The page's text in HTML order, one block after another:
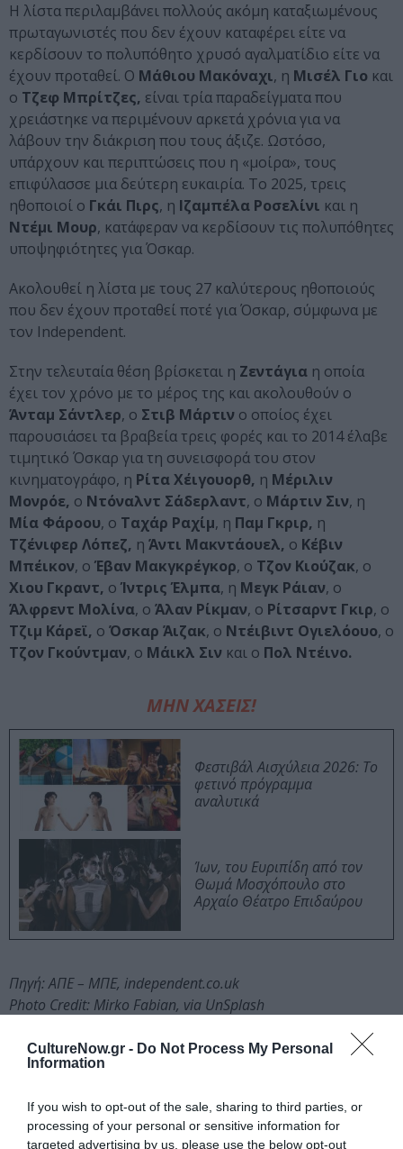
CultureNow.gr - Do Not Process My Personal
Information
If you wish to opt-out of the sale, sharing to third parties, or
processing of your personal or sensitive information for
targeted advertising by us, please use the below opt-out
Η λίστα περιλαμβάνει πολλούς ακόμη καταξιωμένους
πρωταγωνιστές που δεν έχουν καταφέρει είτε να
κερδίσουν το πολυπόθητο χρυσό αγαλματίδιο είτε να
έχουν προταθεί. Ο Μάθιου Μακόναχι, η Μισέλ Γιο και
ο Τζεφ Μπρίτζες, είναι τρία παραδείγματα που
χρειάστηκε να περιμένουν αρκετά χρόνια για να
λάβουν την διάκριση που τους άξιζε. Ωστόσο,
υπάρχουν και περιπτώσεις που η «μοίρα», τους
επιφύλασσε μια δεύτερη ευκαιρία. Το 2025, τρεις
ηθοποιοί ο Γκάι Πιρς, η Ιζαμπέλα Ροσελίνι και η
Ντέμι Μουρ, κατάφεραν να κερδίσουν τις πολυπόθητες
υποψηφιότητες για Όσκαρ.
Ακολουθεί η λίστα με τους 27 καλύτερους ηθοποιούς
που δεν έχουν προταθεί ποτέ για Όσκαρ, σύμφωνα με
τον Independent.
Στην τελευταία θέση βρίσκεται η Ζεντάγια η οποία
έχει τον χρόνο με το μέρος της και ακολουθούν ο
Άνταμ Σάντλερ, ο Στιβ Μάρτιν ο οποίος έχει
παρουσιάσει τα βραβεία τρεις φορές και το 2014 έλαβε
τιμητικό Όσκαρ για τη συνεισφορά του στον
κινηματογράφο, η Ρίτα Χέιγουορθ, η Μέριλιν
Μονρόε, ο Ντόναλντ Σάδερλαντ, ο Μάρτιν Σιν, η
Μία Φάροου, ο Ταχάρ Ραχίμ, η Παμ Γκριρ, η
Τζένιφερ Λόπεζ, η Άντι Μακντάουελ, ο Κέβιν
Μπέικον, ο Έβαν Μακγκρέγκορ, ο Τζον Κιούζακ, ο
Χιου Γκραντ, ο Ίντρις Έλμπα, η Μεγκ Ράιαν, ο
Άλφρεντ Μολίνα, ο Άλαν Ρίκμαν, ο Ρίτσαρντ Γκιρ, ο
Τζιμ Κάρεϊ, ο Όσκαρ Άιζακ, ο Ντέιβιντ Ογιελόουο, ο
Τζον Γκούντμαν, ο Μάικλ Σιν και ο Πολ Ντέινο.
ΜΗΝ ΧΑΣΕΙΣ!
Φεστιβάλ Αισχύλεια 2026: Το
φετινό πρόγραμμα
αναλυτικά
Ίων, του Ευριπίδη από τον
Θωμά Μοσχόπουλο στο
Αρχαίο Θέατρο Επιδαύρου
Πηγή: ΑΠΕ – ΜΠΕ, independent.co.uk
Photo Credit: Mirko Fabian, via UnSplash
Ακολουθήστε το Culturenow.gr στοGoogle Newsκαι
μάθετε πρώτοι όλες τις ειδήσεις
Δείτε όλα τατελευταία νέαγια την Τέχνη και τον
Πολιτισμό στοCulturenow.gr